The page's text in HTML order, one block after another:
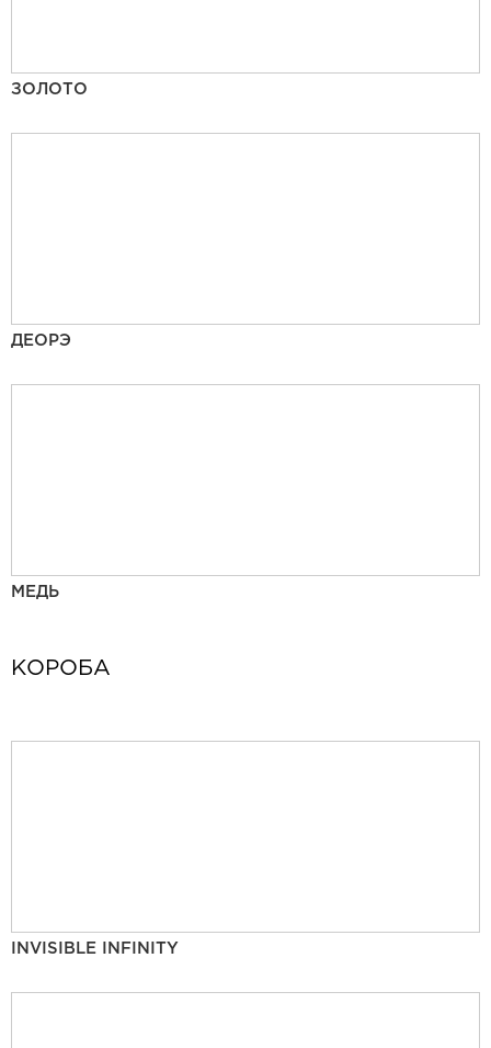
ЗОЛОТО
ДЕОРЭ
МЕДЬ
КОРОБА
INVISIBLE INFINITY